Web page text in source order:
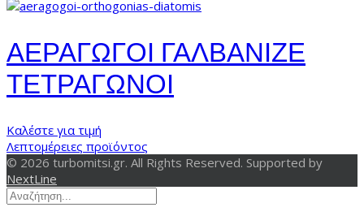
ΑΕΡΑΓΩΓΟΙ ΓΑΛΒΑΝΙΖΕ
ΤΕΤΡΑΓΩΝΟΙ
Καλέστε για τιμή
Λεπτομέρειες προϊόντος
© 2026 turbomitsi.gr. All Rights Reserved. Supported by
NextLine